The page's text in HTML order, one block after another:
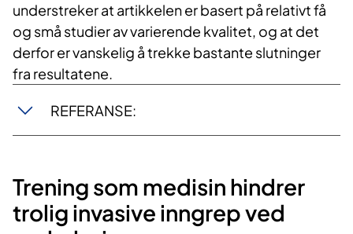
understreker at artikkelen er basert på relativt få
og små studier av varierende kvalitet, og at det
derfor er vanskelig å trekke bastante slutninger
fra resultatene.
REFERANSE:
Trening som medisin hindrer
trolig invasive inngrep ved